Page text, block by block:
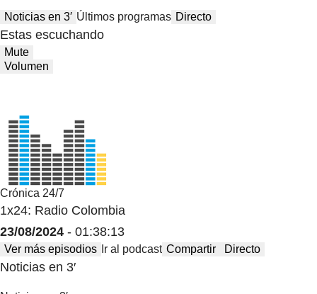
Noticias en 3′ Últimos programas Directo
Estas escuchando
Mute
Volumen
Crónica 24/7
1x24: Radio Colombia
23/08/2024 - 01:38:13
Ver más episodios Ir al podcast Compartir Directo
Noticias en 3′